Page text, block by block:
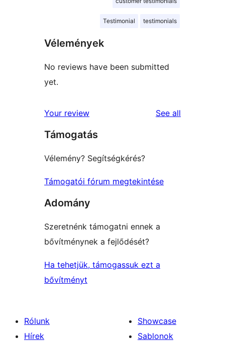
Testimonial testimonials
Vélemények
No reviews have been submitted
yet.
Your review See all
Támogatás
Vélemény? Segítségkérés?
Támogatói fórum megtekintése
Adomány
Szeretnénk támogatni ennek a
bővítménynek a fejlődését?
Ha tehetjük, támogassuk ezt a
bővítményt
Rólunk
Hírek
Showcase
Sablonok